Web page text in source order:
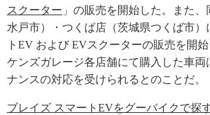
スクーター 」の販売を開始した。また
水戸市）・つくば店（茨城県つくば市）
トEV および EVスクーターの販売を開始
ケンズガレージ各店舗にて購入した車両
ナンスの対応を受けられるとのことだ。
ブレイズ スマートEVをグーバイクで探